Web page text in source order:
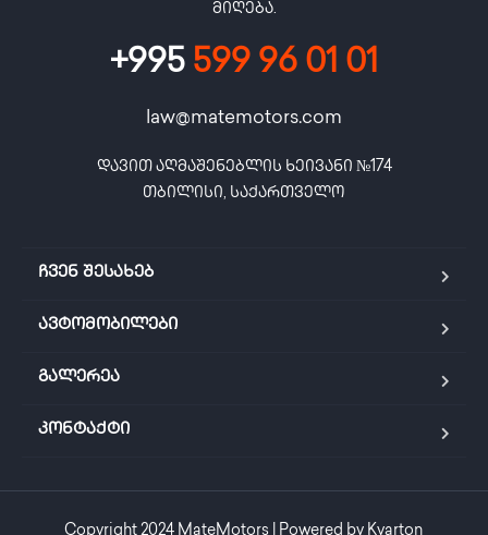
მიღება.
+995 599 96 01 01
law@matemotors.com
დავით აღმაშენებლის ხეივანი №174
თბილისი, საქართველო
ჩვენ შესახებ
ავტომობილები
გალერეა
კონტაქტი
Copyright 2024 MateMotors | Powered by Kvarton